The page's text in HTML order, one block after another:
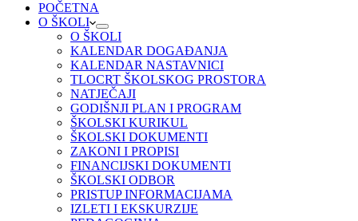
POČETNA
O ŠKOLI
O ŠKOLI
KALENDAR DOGAĐANJA
KALENDAR NASTAVNICI
TLOCRT ŠKOLSKOG PROSTORA
NATJEČAJI
GODIŠNJI PLAN I PROGRAM
ŠKOLSKI KURIKUL
ŠKOLSKI DOKUMENTI
ZAKONI I PROPISI
FINANCIJSKI DOKUMENTI
ŠKOLSKI ODBOR
PRISTUP INFORMACIJAMA
IZLETI I EKSKURZIJE